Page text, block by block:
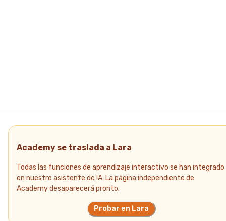
Academy se traslada a Lara
Todas las funciones de aprendizaje interactivo se han integrado
en nuestro asistente de IA. La página independiente de
Academy desaparecerá pronto.
Probar en Lara